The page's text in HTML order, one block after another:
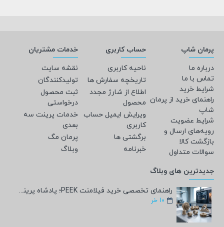
پرمان شاپ
درباره ما
تماس با ما
شرایط خرید
راهنمای خرید از پرمان
شاپ
شرایط عضویت
رویه‌های ارسال و
بازگشت کالا
سوالات متداول
حساب کاربری
ناحیه کاربری
تاریخچه سفارش ها
اطلاع از شارژ مجدد
محصول
ویرایش ایمیل حساب
کاربری
برگشتی ها
خبرنامه
خدمات مشتریان
نقشه سایت
تولیدکنندگان
ثبت محصول
درخواستی
خدمات پرینت سه
بعدی
پرمان مگ
وبلاگ
جدیدترین های وبلاگ
راهنمای تخصصی خرید فیلامنت PEEK؛ پادشاه پرینت سه‌بعدی صنعتی و پزشکی + مشخصات فنی
10 خر